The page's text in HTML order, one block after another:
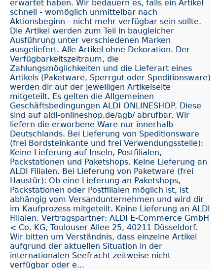
erwartet haben. Wir bedauern es, falls ein Artikel
schnell - womöglich unmittelbar nach
Aktionsbeginn - nicht mehr verfügbar sein sollte.
Die Artikel werden zum Teil in baugleicher
Ausführung unter verschiedenen Marken
ausgeliefert. Alle Artikel ohne Dekoration. Der
Verfügbarkeitszeitraum, die
Zahlungsmöglichkeiten und die Lieferart eines
Artikels (Paketware, Sperrgut oder Speditionsware)
werden dir auf der jeweiligen Artikelseite
mitgeteilt. Es gelten die Allgemeinen
Geschäftsbedingungen ALDI ONLINESHOP. Diese
sind auf aldi-onlineshop.de/agb/ abrufbar. Wir
liefern die erworbene Ware nur innerhalb
Deutschlands. Bei Lieferung von Speditionsware
(frei Bordsteinkante und frei Verwendungsstelle):
Keine Lieferung auf Inseln, Postfilialen,
Packstationen und Paketshops. Keine Lieferung an
ALDI Filialen. Bei Lieferung von Paketware (frei
Haustür): Ob eine Lieferung an Paketshops,
Packstationen oder Postfilialen möglich ist, ist
abhängig vom Versandunternehmen und wird dir
im Kaufprozess mitgeteilt. Keine Lieferung an ALDI
Filialen. Vertragspartner: ALDI E-Commerce GmbH
< Co. KG, Toulouser Allee 25, 40211 Düsseldorf.
Wir bitten um Verständnis, dass einzelne Artikel
aufgrund der aktuellen Situation in der
internationalen Seefracht zeitweise nicht
verfügbar oder e...